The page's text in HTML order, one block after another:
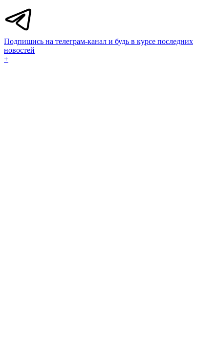
Подпишись на телеграм-канал и будь в курсе последних
новостей
+